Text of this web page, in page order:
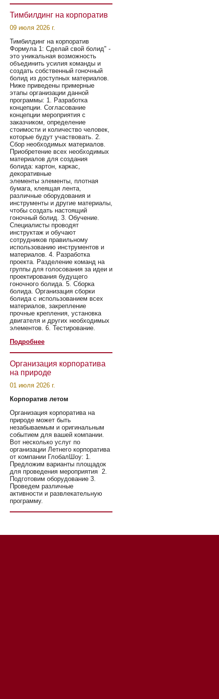
Тимбилдинг на корпоратив
09 июля 2026 г.
Тимбилдинг на корпоратив
Формула 1: Сделай свой болид" -
это уникальная возможность
объединить усилия команды и
создать собственный гоночный
болид из доступных материалов.
Ниже приведены примерные
этапы организации данной
программы: 1. Разработка
концепции. Согласование
концепции мероприятия с
заказчиком, определение
стоимости и количество человек,
которые будут участвовать. 2.
Сбор необходимых материалов.
Приобретение всех необходимых
материалов для создания
болида: картон, каркас,
декоративные
элементы элементы, плотная
бумага, клеящая лента,
различные оборудования и
инструменты и другие материалы,
чтобы создать настоящий
гоночный болид. 3. Обучение.
Специалисты проводят
инструктаж и обучают
сотрудников правильному
использованию инструментов и
материалов. 4. Разработка
проекта. Разделение команд на
группы для голосования за идеи и
проектирования будущего
гоночного болида. 5. Сборка
болида. Организация сборки
болида с использованием всех
материалов, закрепление
прочные крепления, установка
двигателя и других необходимых
элементов. 6. Тестирование.
Подробнее
Организация корпоратива
на природе
01 июля 2026 г.
Корпоратив летом
Организация корпоратива на
природе может быть
незабываемым и оригинальным
событием для вашей компании.
Вот несколько услуг по
организации Летнего корпоратива
от компании ГлобалШоу: 1.
Предложим варианты площадок
для проведения мероприятия 2.
Подготовим оборудование 3.
Проведем различные
активности и развлекательную
программу.